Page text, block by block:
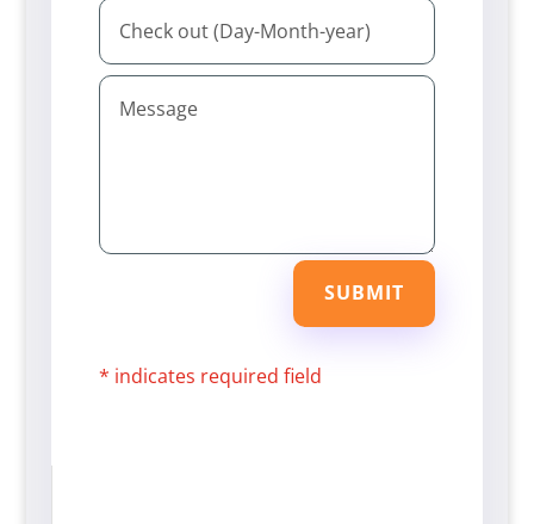
SUBMIT
* indicates required field